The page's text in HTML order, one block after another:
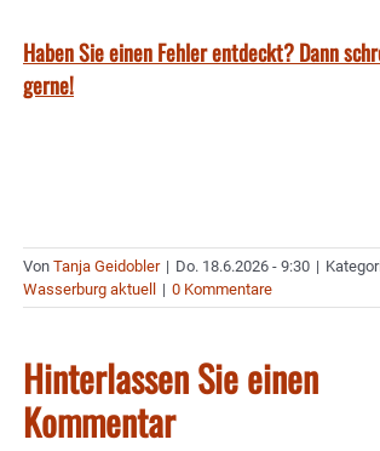
Haben Sie einen Fehler entdeckt? Dann
gerne!
Von Tanja Geidobler | Do. 18.6.2026 - 9:30 |
Wasserburg aktuell
| 0 Kommentare
Hinterlassen Sie einen
Kommentar